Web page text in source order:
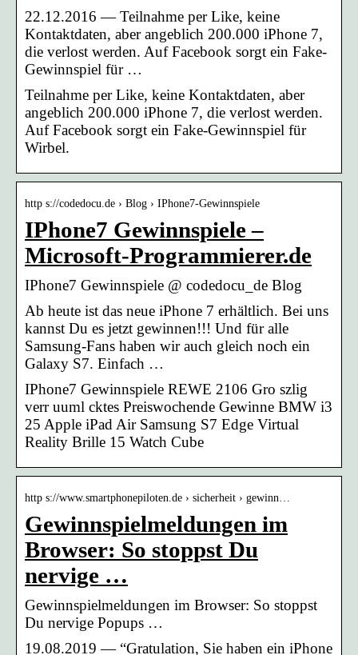
22.12.2016 — Teilnahme per Like, keine
Kontaktdaten, aber angeblich 200.000 iPhone 7,
die verlost werden. Auf Facebook sorgt ein Fake-
Gewinnspiel für …
Teilnahme per Like, keine Kontaktdaten, aber
angeblich 200.000 iPhone 7, die verlost werden.
Auf Facebook sorgt ein Fake-Gewinnspiel für
Wirbel.
http s://codedocu.de › Blog › IPhone7-Gewinnspiele
IPhone7 Gewinnspiele –
Microsoft-Programmierer.de
IPhone7 Gewinnspiele @ codedocu_de Blog
Ab heute ist das neue iPhone 7 erhältlich. Bei uns
kannst Du es jetzt gewinnen!!! Und für alle
Samsung-Fans haben wir auch gleich noch ein
Galaxy S7. Einfach …
IPhone7 Gewinnspiele REWE 2106 Gro szlig
verr uuml cktes Preiswochende Gewinne BMW i3
25 Apple iPad Air Samsung S7 Edge Virtual
Reality Brille 15 Watch Cube
http s://www.smartphonepiloten.de › sicherheit › gewinn…
Gewinnspielmeldungen im
Browser: So stoppst Du
nervige …
Gewinnspielmeldungen im Browser: So stoppst
Du nervige Popups …
19.08.2019 — “Gratulation, Sie haben ein iPhone